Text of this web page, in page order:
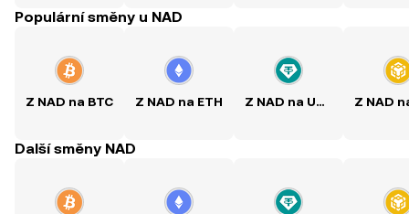
Populární směny u NAD
Z NAD na BTC Z NAD na ETH Z NAD na USDT
Další směny NAD